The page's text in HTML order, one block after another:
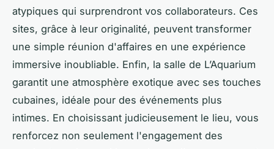
atypiques qui surprendront vos collaborateurs. Ces
sites, grâce à leur originalité, peuvent transformer
une simple réunion d'affaires en une expérience
immersive inoubliable. Enfin, la salle de L’Aquarium
garantit une atmosphère exotique avec ses touches
cubaines, idéale pour des événements plus
intimes. En choisissant judicieusement le lieu, vous
renforcez non seulement l'engagement des